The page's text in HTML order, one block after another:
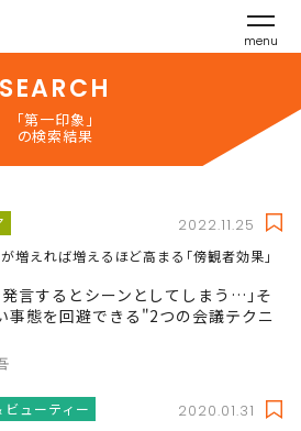
menu
SEARCH
「第一印象」
の検索結果
2022.11.25
増えれば増えるほど高まる｢傍観者効果｣
発言するとシーンとしてしまう…｣そ
事態を回避できる"2つの会議テクニ
ビューティー 2020.01.31